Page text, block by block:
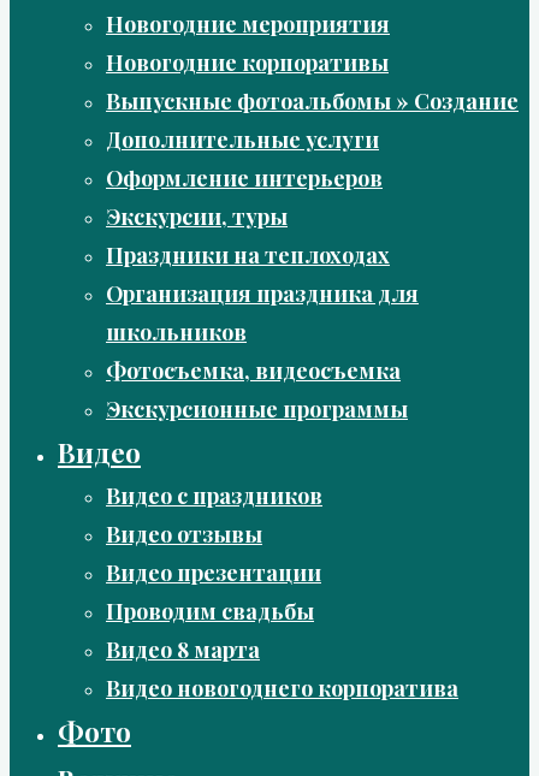
Новогодние мероприятия
Новогодние корпоративы
Выпускные фотоальбомы » Создание
Дополнительные услуги
Оформление интерьеров
Экскурсии, туры
Праздники на теплоходах
Организация праздника для
школьников
Фотосъемка, видеосъемка
Экскурсионные программы
Видео
Видео с праздников
Видео отзывы
Видео презентации
Проводим свадьбы
Видео 8 марта
Видео новогоднего корпоратива
Фото